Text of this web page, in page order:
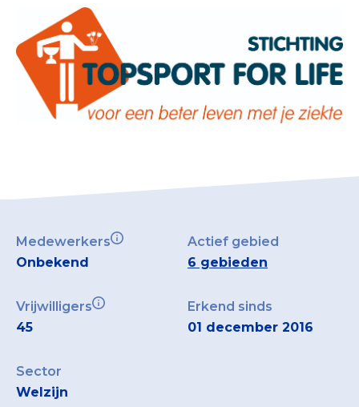
Medewerkers
Onbekend
Actief gebied
6 gebieden
Vrijwilligers
45
Erkend sinds
01 december 2016
Sector
Welzijn